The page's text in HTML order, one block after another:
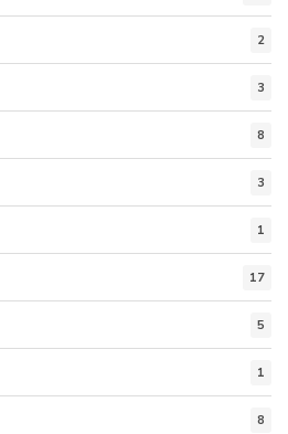
2
3
8
3
1
17
5
1
8